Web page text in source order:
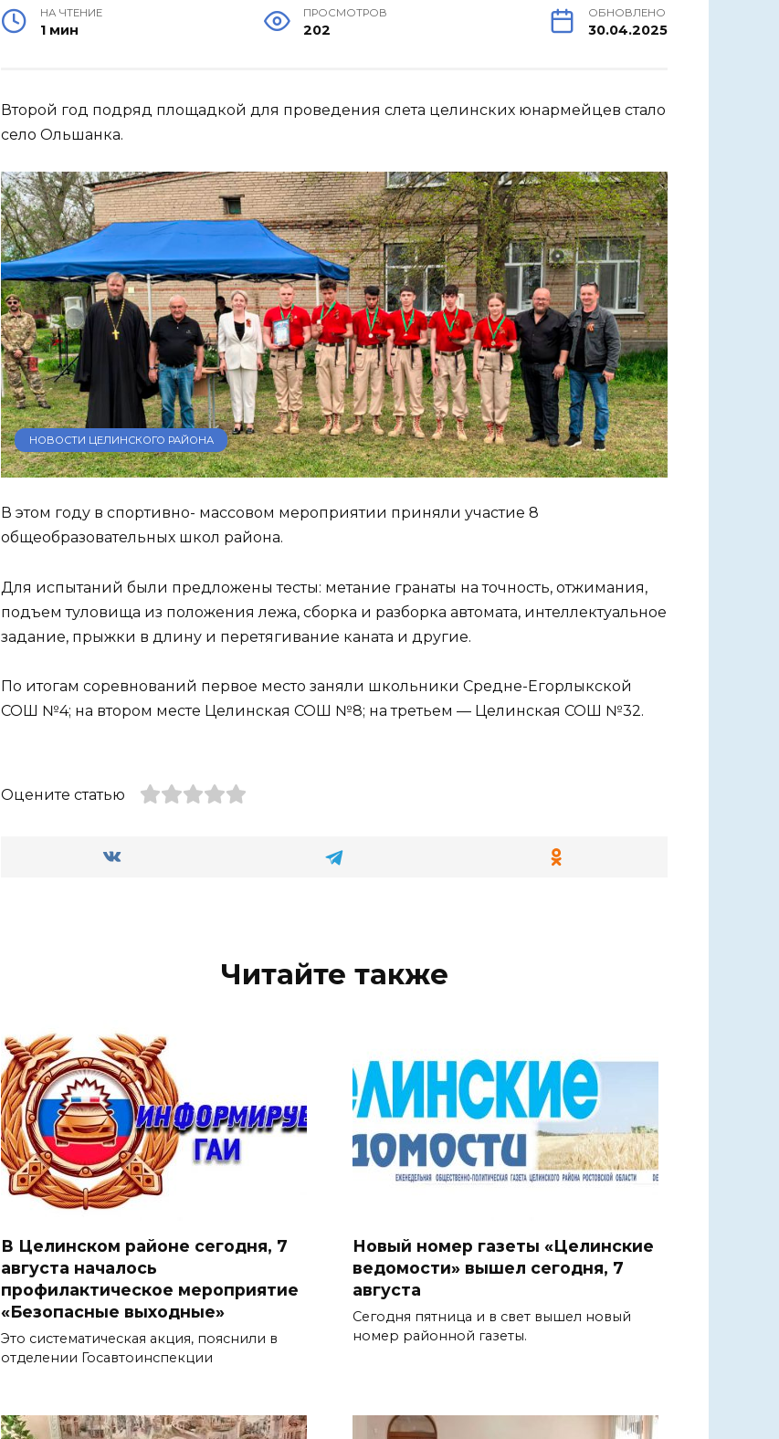
НА ЧТЕНИЕ
1 мин
ПРОСМОТРОВ
202
ОБНОВЛЕНО
30.04.2025
Второй год подряд площадкой для проведения слета целинских юнармейцев стало
село Ольшанка.
НОВОСТИ ЦЕЛИНСКОГО РАЙОНА
В этом году в спортивно- массовом мероприятии приняли участие 8
общеобразовательных школ района.
Для испытаний были предложены тесты: метание гранаты на точность, отжимания,
подъем туловища из положения лежа, сборка и разборка автомата, интеллектуальное
задание, прыжки в длину и перетягивание каната и другие.
По итогам соревнований первое место заняли школьники Средне-Егорлыкской
СОШ №4; на втором месте Целинская СОШ №8; на третьем — Целинская СОШ №32.
Оцените статью
Читайте также
В Целинском районе сегодня, 7
августа началось
профилактическое мероприятие
«Безопасные выходные»
Это систематическая акция, пояснили в
отделении Госавтоинспекции
Новый номер газеты «Целинские
ведомости» вышел сегодня, 7
августа
Сегодня пятница и в свет вышел новый
номер районной газеты.